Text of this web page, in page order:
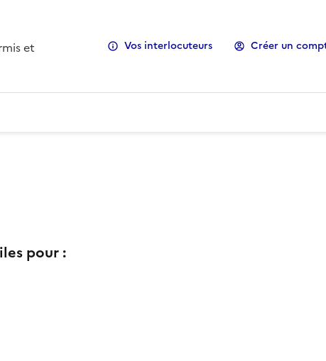
et
Vos interlocuteurs Créer un
pour :